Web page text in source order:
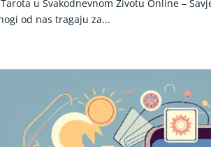
u Svakodnevnom Životu Online –
od nas tragaju za...